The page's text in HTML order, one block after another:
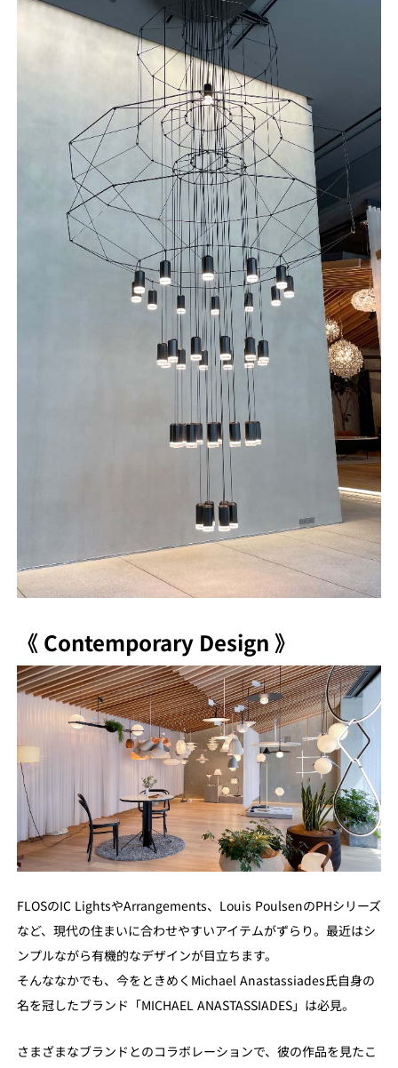
《 Contemporary Design 》
FLOSのIC LightsやArrangements、Louis PoulsenのPHシリーズ
など、現代の住まいに合わせやすいアイテムがずらり。最近はシ
ンプルながら有機的なデザインが目立ちます。
そんななかでも、今をときめくMichael Anastassiades氏自身の
名を冠したブランド「MICHAEL ANASTASSIADES」は必見。
さまざまなブランドとのコラボレーションで、彼の作品を見たこ